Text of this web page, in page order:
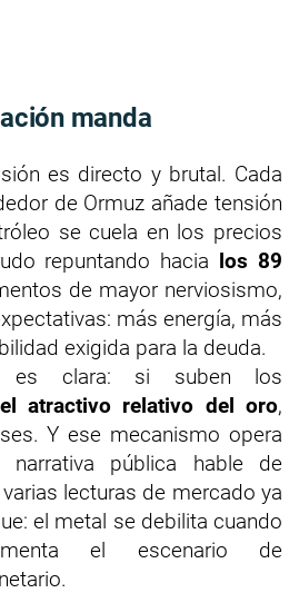
manda
es directo y brutal. Cada
de Ormuz añade tensión
se cuela en los precios
repuntando hacia los 89
de mayor nerviosismo,
más energía, más
exigida para la deuda.
es clara: si suben los
atractivo relativo del oro,
Y ese mecanismo opera
narrativa pública hable de
varias lecturas de mercado ya
el metal se debilita cuando
el escenario de